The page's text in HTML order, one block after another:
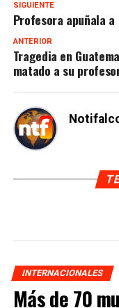
SIGUIENTE
Profesora apuñala
ANTERIOR
Tragedia en
matado a su
INTERNACIONALES
Más de 70